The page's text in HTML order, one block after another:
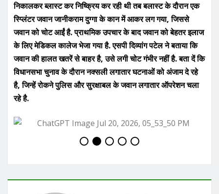
निकालकर ब्लास्ट कर निष्क्रिय कर रही थी तब बलास्ट के दौरान एक
स्प्लिंटर जवान जानीकराम दुग्गा के कान में आकर लग गया, जिससे
जवान को चोट आईं है. प्राथमिक उपचार के बाद जवान को बेहतर इलाज
के लिए मेडिकल कालेज भेजा गया है. एसपी दिव्यांग पटेल ने बताया कि
जवान की हालत खतरें से बाहर है, उसे लगी चोट गंभीर नहीं है. बता दें कि
विधानसभा चुनाव के दौरान नक्सली लगातार घटनाओं को अंजाम दे रहे
है, जिन्हें रोकने पुलिस और सुरक्षाबल के जवान लगातार ऑपरेशन चला
रहे है.